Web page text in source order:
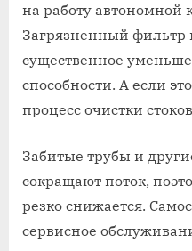
на работу автономной
Загрязненный фильтр
существенное
способности. А если
процесс очистки
Забитые трубы и
сокращают поток,
резко снижается.
сервисное